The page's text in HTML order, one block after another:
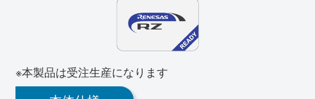
※本製品は受注生産になります